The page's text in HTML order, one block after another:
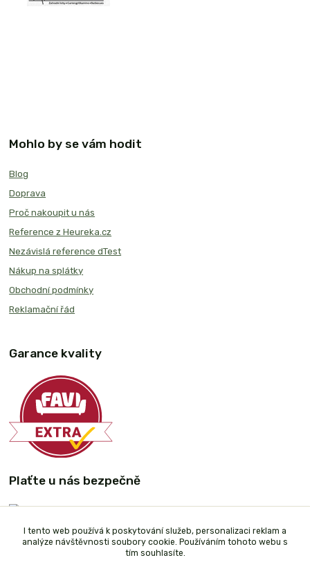
Mohlo by se vám hodit
Blog
Doprava
Proč nakoupit u nás
Reference z Heureka.cz
Nezávislá reference dTest
Nákup na splátky
Obchodní podmínky
Reklamační řád
Garance kvality
Plaťte u nás bezpečně
I tento web používá k poskytování služeb, personalizaci reklam a
analýze návštěvnosti soubory cookie. Používáním tohoto webu s
tím souhlasíte.